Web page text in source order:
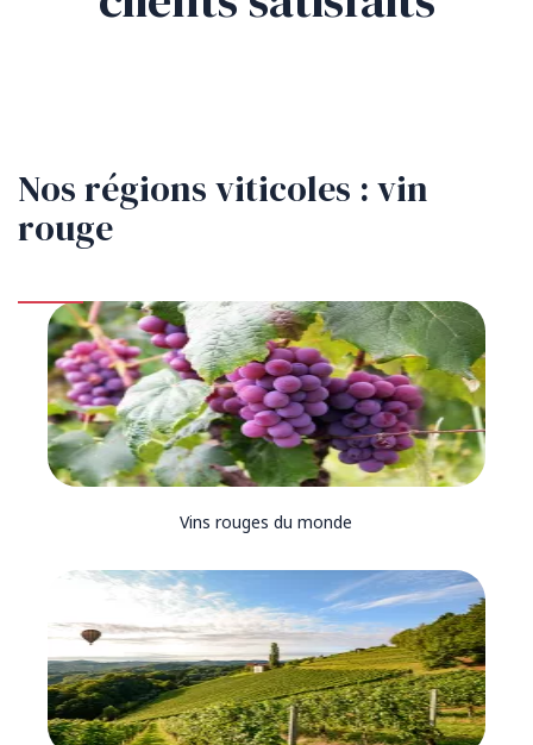
Nos régions viticoles : vin
rouge
Vins rouges du monde